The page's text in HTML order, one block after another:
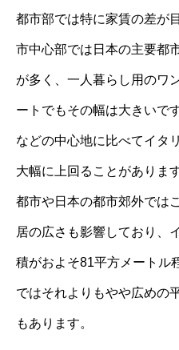
都市部では特に家賃の差が
市中心部では日本の主要都
が多く、一人暮らし用のワ
ートでもその幅は大きいで
などの中心地に比べてイタ
大幅に上回ることがありま
都市や日本の都市郊外では
居の広さも影響しており、
積がおよそ81平方メートル
ではそれよりもやや広めの
もあります。